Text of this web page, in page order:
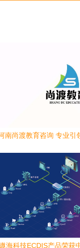
南尚渡教育咨询 专业引
海科技ECDIS产品荣获